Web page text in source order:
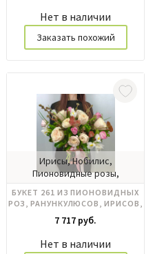
Нет в наличии
Заказать похожий
Ирисы, Нобилис,
Пионовидные розы,
БУКЕТ 261 ИЗ ПИОНОВИДНЫХ
РОЗ, РАНУНКУЛЮСОВ, ИРИСОВ,
ТЮЛЬПАНОВ
7 717 руб.
Нет в наличии